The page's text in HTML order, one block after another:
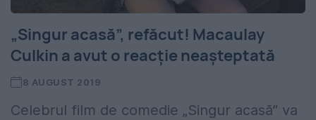
„Singur acasă”, refăcut! Macaulay
Culkin a avut o reacție neașteptată
8 AUGUST 2019
Celebrul film de comedie „Singur acasă” va